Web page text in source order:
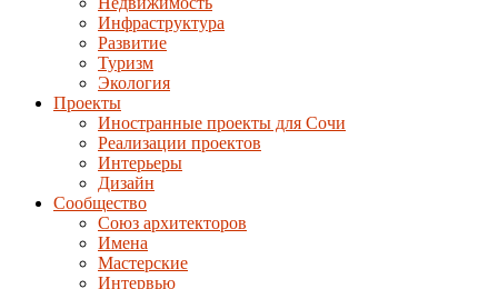
Инфраструктура
Развитие
Туризм
Экология
Проекты
Иностранные проекты для Сочи
Реализации проектов
Интерьеры
Дизайн
Сообщество
Союз архитекторов
Имена
Мастерские
Интервью